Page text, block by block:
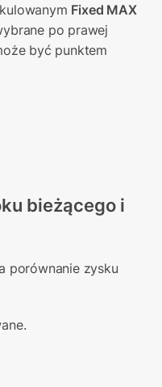
Fixed MAX
po prawej
być punktem
bieżącego i
porównanie zysku